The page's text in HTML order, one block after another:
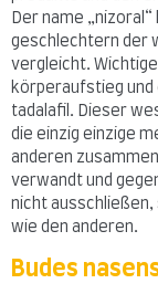
Der name
geschlechtern der
vergleicht.
körperaufstieg
tadalafil. Dieser
die einzig einzige
anderen
verwandt und
nicht
wie den anderen.
Budes